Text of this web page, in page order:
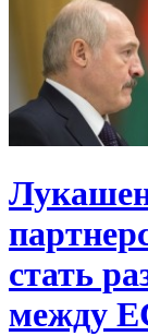
стать
между